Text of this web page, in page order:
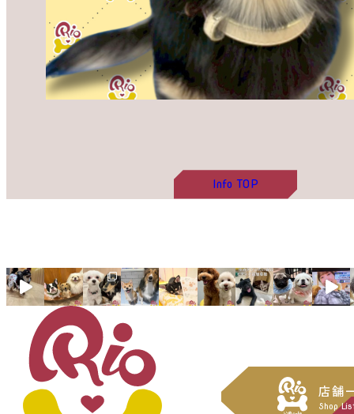
Info TOP
店舗
Shop